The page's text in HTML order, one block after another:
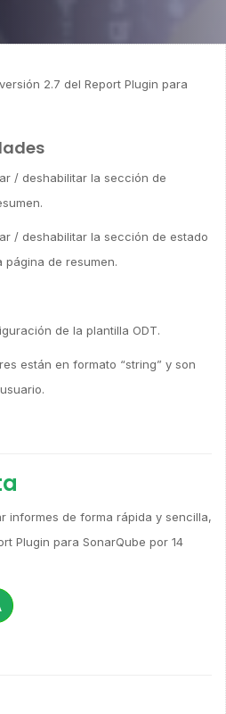
2.7 del Report Plugin para
/ deshabilitar la sección de
/ deshabilitar la sección de estado
página de resumen.
de la plantilla ODT.
están en formato “string” y son
informes de forma rápida y sencilla,
Plugin para SonarQube por 14